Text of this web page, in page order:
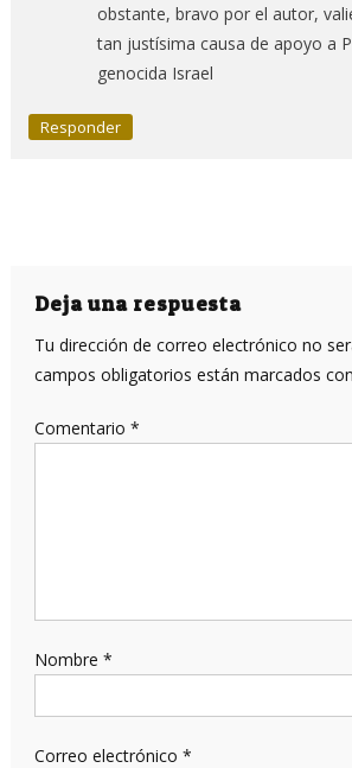
obstante, bravo por el autor,
tan justísima causa de apoyo a
genocida Israel
Responder
Deja una respuesta
Tu dirección de correo electrónico no
campos obligatorios están marcados con
Comentario *
Nombre *
Correo electrónico *